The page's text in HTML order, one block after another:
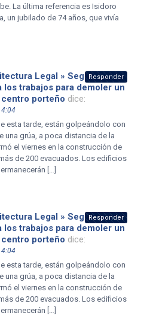
La última referencia es Isidoro
un jubilado de 74 años, que vivía
Legal » Seguirán
los trabajos para demoler un
porteño dice:
esta tarde, están golpeándolo con
una grúa, a poca distancia de la
el viernes en la construcción de
de 200 evacuados. Los edificios
[…]
Responder
Legal » Seguirán
los trabajos para demoler un
porteño dice:
esta tarde, están golpeándolo con
una grúa, a poca distancia de la
el viernes en la construcción de
de 200 evacuados. Los edificios
[…]
Responder